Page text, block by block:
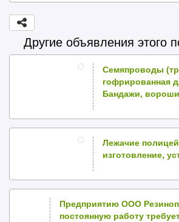
Другие объявления этого
Семяпроводы
гофрированная
Бандажи,
Лежачие
изготовление,
Предприятию ООО
постоянную работу